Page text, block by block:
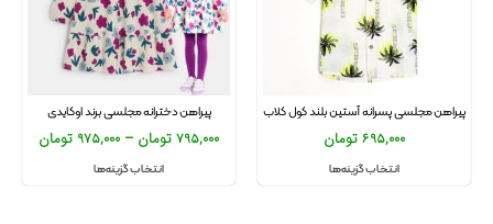
پیراهن مجلسی پسرانه آستین بلند کول کلاب
695,000تومان
انتخاب گزینه‌ها
پیراهن دخترانه مجلسی برند اوکایدی
795,000تومان –
975,000 تومان
انتخاب گزینه‌ها